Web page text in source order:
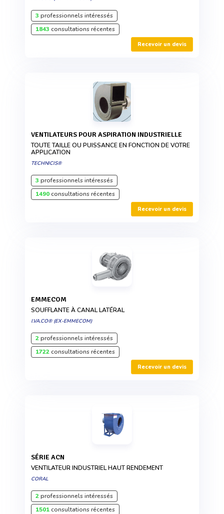
3 professionnels intéressés
1843 consultations récentes
Recevoir un devis
VENTILATEURS POUR ASPIRATION INDUSTRIELLE
TOUTE TAILLE OU PUISSANCE EN FONCTION DE VOTRE
APPLICATION
TECHNICIS®
3 professionnels intéressés
1490consultations récentes
Recevoir un devis
EMMECOM
SOUFFLANTE À CANAL LATÉRAL
I.VA.CO® (EX-EMMECOM)
2professionnels intéressés
1722consultations récentes
Recevoir un devis
SÉRIE ACN
VENTILATEUR INDUSTRIEL HAUT RENDEMENT
CORAL
2professionnels intéressés
1501consultations récentes